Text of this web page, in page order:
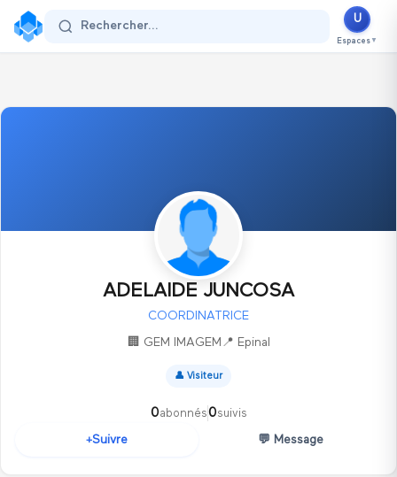
Se connecter
Rechercher...
U
Espaces ▼
ADELAIDE JUNCOSA
COORDINATRICE
🏢 GEM IMAGEM 📍 Epinal
👤 Visiteur
0abonnés0suivis
+Suivre 💬 Message